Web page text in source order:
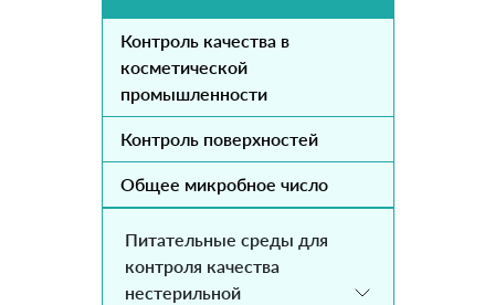
Контроль качества в
косметической
промышленности
Контроль поверхностей
Общее микробное число
Питательные среды для
контроля качества
нестерильной